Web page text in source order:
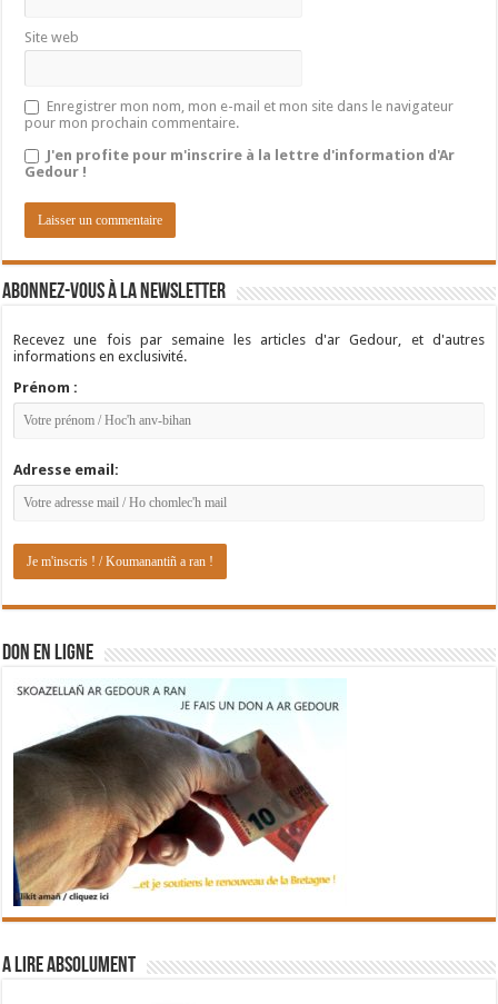
Site web
Enregistrer mon nom, mon e-mail et mon site dans le navigateur
pour mon prochain commentaire.
J'en profite pour m'inscrire à la lettre d'information d'Ar
Gedour !
Abonnez-vous à la newsletter
Recevez une fois par semaine les articles d'ar Gedour, et d'autres
informations en exclusivité.
Prénom :
Adresse email:
DON EN LIGNE
A lire absolument